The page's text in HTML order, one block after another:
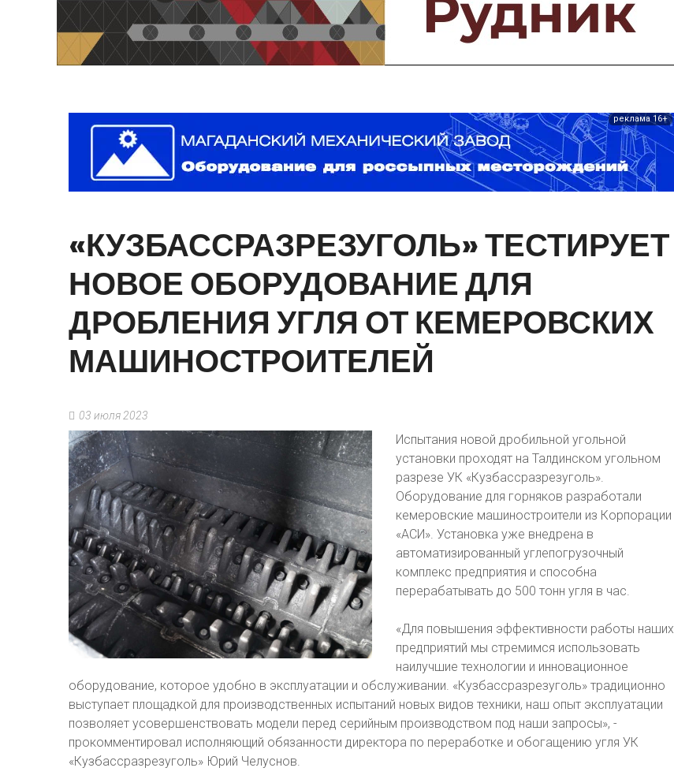
Предприятия и компании
Интервью
Выставки, Конференции
реклама 16+
«КУЗБАССРАЗРЕЗУГОЛЬ»ТЕСТИРУЕТ
НОВОЕОБОРУДОВАНИЕДЛЯ
ДРОБЛЕНИЯУГЛЯ ОТКЕМЕРОВСКИХ
МАШИНОСТРОИТЕЛЕЙ
03 июля 2023
Испытания новой дробильной угольной
установки проходят на Талдинском угольном
разрезе УК «Кузбассразрезуголь».
Оборудование для горняков разработали
кемеровские машиностроители из Корпорации
«АСИ». Установка уже внедрена в
автоматизированный углепогрузочный
комплекс предприятия и способна
перерабатывать до 500 тонн угля в час.
«Для повышения эффективности работы наших
предприятий мы стремимся использовать
наилучшие технологии и инновационное
оборудование, которое удобно в эксплуатации и обслуживании. «Кузбассразрезуголь» традиционно
выступает площадкой для производственных испытаний новых видов техники, наш опыт эксплуатации
позволяет усовершенствовать модели перед серийным производством под наши запросы», -
прокомментировал исполняющий обязанности директора по переработке и обогащению угля УК
«Кузбассразрезуголь» Юрий Челуснов.